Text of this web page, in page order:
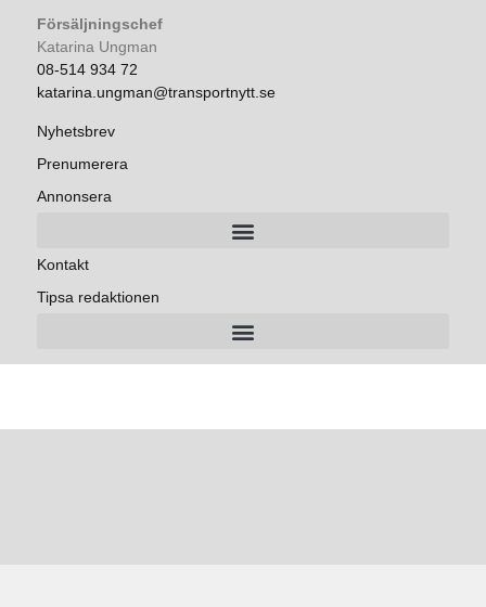
Försäljningschef
Katarina Ungman
08-514 934 72
katarina.ungman@transportnytt.se
Nyhetsbrev
Prenumerera
Annonsera
Kontakt
Tipsa redaktionen